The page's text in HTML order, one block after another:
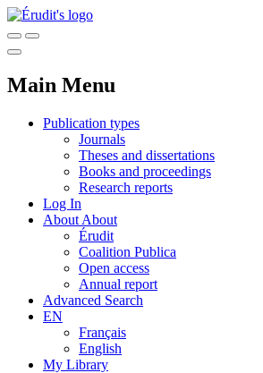
Main Menu
Publication types
Journals
Theses and dissertations
Books and proceedings
Research reports
Log In
About About
Érudit
Coalition Publica
Open access
Annual report
Advanced Search
EN
Français
English
My Library